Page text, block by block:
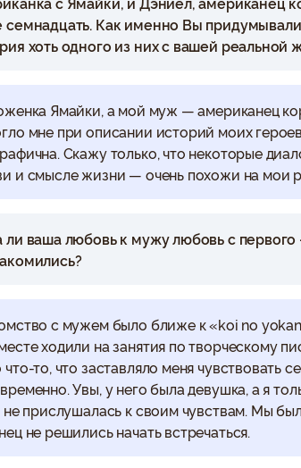
семнадцать. Как именно Вы
хоть одного из них с вашей реальной
Ямайки, а мой муж — американец
мне при описании историй моих
Скажу только, что некоторые
и смысле жизни — очень похожи на мои
ли ваша любовь к мужу любовь с
с мужем было ближе к «koi no
ходили на занятия по творческому
то, что заставляло меня чувствовать
Увы, у него была девушка, а я
не прислушалась к своим чувствам. Мы
не решились начать встречаться.